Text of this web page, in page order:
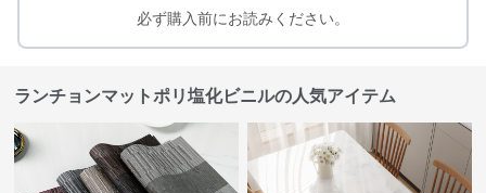
必ず購入前にお読みください。
ランチョンマットポリ塩化ビニルの人気アイテム